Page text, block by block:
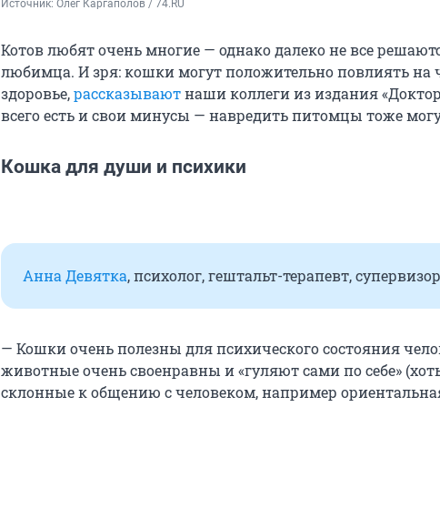
Источник: Олег Каргаполов / 74.RU
Котов любят очень многие — однако далеко не все
любимца. И зря: кошки могут положительно повлиять на
здоровье,рассказываютнаши коллеги из издания
всего есть и свои минусы — навредить питомцы тоже
Кошка для души и психики
Анна Девятка, психолог, гештальт-терапевт,
— Кошки очень полезны для психического состояния
животные очень своенравны и «гуляют сами по себе»
склонные к общению с человеком, например